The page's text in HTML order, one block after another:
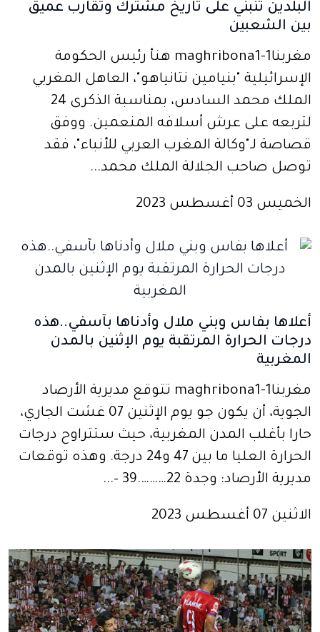
البلدين تنبني على تاريخ مشترك وتقارب عميق
بين الشعبين
مغربنا1-maghribona1 هنأ رئيس الحكومة
الإسرائيلية "بنيامين نتانياهو"، العاهل المغربي
الملك محمد السادس، بمناسبة الذكرى 24
لتربعه على عرش أسلافه المنعمين. ووفق
قصاصة لـ"وكالة المغرب العربي للأنباء"، فقد
توصل صاحب الجلالة الملك محمد...
الخميس 03 أغسطس 2023
أعلاها بفاس وبني ملال وأدناها بآسفي..هذه
درجات الحرارة المرتقبة يوم الإثنين بالمدن
المغربية
مغربنا1-maghribona1 تتوقع مديرية الأرصاد
الجوية، أن يكون جو يوم الإثنين 07 غشت الجاري،
حارا بأغلب المدن المغربية، حيث ستتراوح درجات
الحرارة العليا ما بين 47 و24 درجة. وهذه توقعات
مديرية الأرصاد: وجدة 22……….39 –...
الاثنين 07 أغسطس 2023